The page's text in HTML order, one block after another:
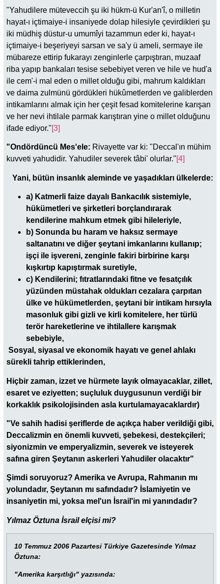
"Yahudilere müteveccih şu iki hükm-ü Kur'an'î, o milletin
hayat-ı içtimaiye-i insaniyede dolap hilesiyle çevirdikleri şu
iki müdhiş düstur-u umumîyi tazammun eder ki, hayat-ı
içtimaiye-i beşeriyeyi sarsan ve sa'y ü ameli, sermaye ile
mübareze ettirip fukarayı zenginlerle çarpıştıran, muzaaf
riba yapıp bankaları tesise sebebiyet veren ve hile ve hud'a
ile cem'-i mal eden o millet olduğu gibi, mahrum kaldıkları
ve daima zulmünü gördükleri hükûmetlerden ve galiblerden
intikamlarını almak için her çeşit fesad komitelerine karışan
ve her nevi ihtilale parmak karıştıran yine o millet olduğunu
ifade ediyor."[3]
"Ondördüncü Mes'ele: Rivayette var ki: "Deccal'ın mühim
kuvveti yahudidir. Yahudiler severek tâbi' olurlar."[4]
Yani, bütün insanlık aleminde ve yaşadıkları ülkelerde:
a) Katmerli faize dayalı Bankacılık sistemiyle,
hükümetleri ve şirketleri borçlandırarak
kendilerine mahkum etmek gibi hileleriyle,
b) Sonunda bu haram ve haksız sermaye
saltanatını ve diğer şeytani imkanlarını kullanıp;
işçi ile işvereni, zenginle fakiri birbirine karşı
kışkırtıp kapıştırmak suretiyle,
c) Kendilerini; fıtratlarındaki fitne ve fesatçılık
yüzünden müstahak oldukları cezalara çarpıtan
ülke ve hükümetlerden, şeytani bir intikam hırsıyla
masonluk gibi gizli ve kirli komitelere, her türlü
terör hareketlerine ve ihtilallere karışmak
sebebiyle,
Sosyal, siyasal ve ekonomik hayatı ve genel ahlakı
sürekli tahrip ettiklerinden,
Hiçbir zaman, izzet ve hürmete layık olmayacaklar, zillet,
esaret ve eziyetten; suçluluk duygusunun verdiği bir
korkaklık psikolojisinden asla kurtulamayacaklardır)
"Ve sahih hadisi şeriflerde de açıkça haber verildiği gibi,
Deccalizmin en önemli kuvveti, şebekesi, destekçileri;
siyonizmin ve emperyalizmin, severek ve isteyerek
safına giren Şeytanın askerleri Yahudiler olacaktır"
Şimdi soruyoruz? Amerika ve Avrupa, Rahmanın mı
yolundadır, Şeytanın mı safındadır? İslamiyetin ve
insaniyetin mi, yoksa mel'un İsrail'in mi yanındadır?
Yılmaz Öztuna İsrail elçisi mi?
10 Temmuz 2006 Pazartesi Türkiye Gazetesinde Yılmaz
Öztuna:
"Amerika karşıtlığı" yazısında: